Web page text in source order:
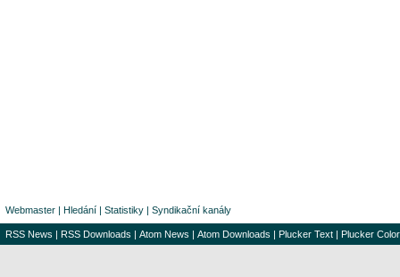
Webmaster | Hledání | Statistiky | Syndikační kanály
RSS News | RSS Downloads | Atom News | Atom Downloads | Plucker Text | Plucker Color